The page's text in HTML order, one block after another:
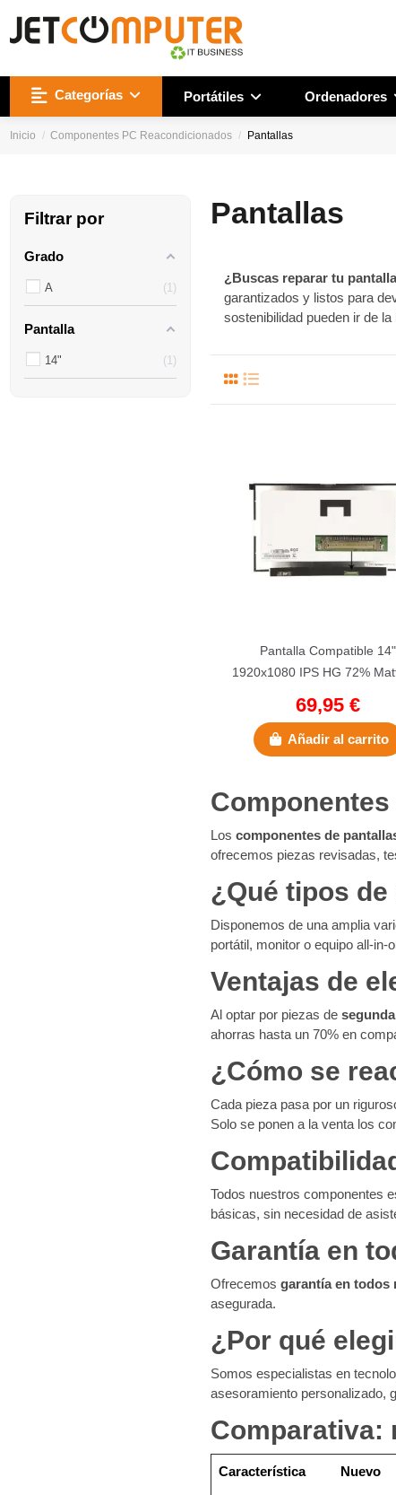
Categorías Portátiles Ordenadores
Inicio Componentes PC Reacondicionados Pantallas
Pantallas
¿Buscas reparar tu
garantizados y listos para
sostenibilidad pueden ir de la
Pantalla Compatible 14"
1920x1080 IPS HG 72%
69,95 €
Añadir al carrito
Loscomponentes de
ofrecemos piezas revisadas,
¿Qué tipos
Disponemos de una amplia
portátil, monitor o equipo all-
Ventajas de
Al optar por piezas de
ahorras hasta un 70% en
¿Cómo se
Cada pieza pasa por un
Solo se ponen a la venta los
Todos nuestros componentes
básicas, sin necesidad de
Garantía en
Ofrecemosgarantía en todos
asegurada.
¿Por qué
Somos especialistas en
asesoramiento personalizado,
Comparativa:
Característica Nuevo
Filtrar por
Grado
A 1
Pantalla
14" 1